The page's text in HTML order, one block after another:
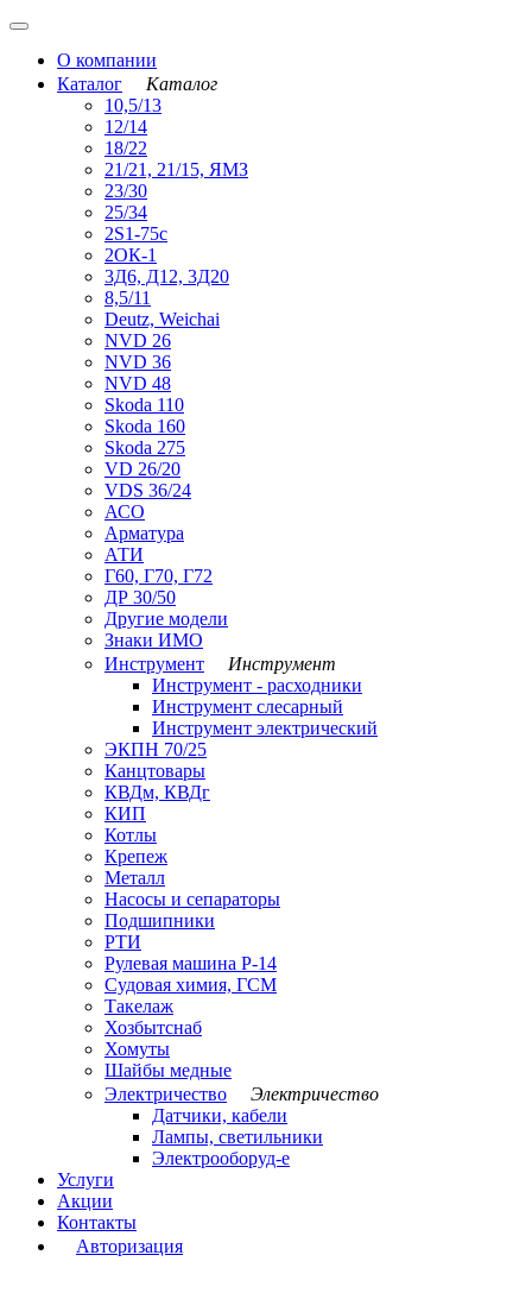
О компании
Каталог
Каталог
10,5/13
12/14
18/22
21/21, 21/15, ЯМЗ
23/30
25/34
2S1-75с
2ОК-1
3Д6, Д12, 3Д20
8,5/11
Deutz, Weichai
NVD 26
NVD 36
NVD 48
Skoda 110
Skoda 160
Skoda 275
VD 26/20
VDS 36/24
АСО
Арматура
АТИ
Г60, Г70, Г72
ДР 30/50
Другие модели
Знаки ИМО
Инструмент
Инструмент
Инструмент - расходники
Инструмент слесарный
Инструмент электрический
ЭКПН 70/25
Канцтовары
КВДм, КВДг
КИП
Котлы
Крепеж
Металл
Насосы и сепараторы
Подшипники
РТИ
Рулевая машина Р-14
Судовая химия, ГСМ
Такелаж
Хозбытснаб
Хомуты
Шайбы медные
Электричество
Электричество
Датчики, кабели
Лампы, светильники
Электрооборуд-е
Услуги
Акции
Контакты
Авторизация